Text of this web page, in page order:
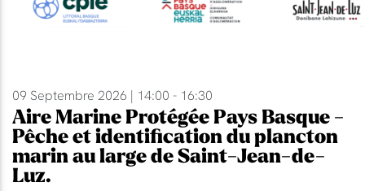
09 Septembre 2026 | 14:00 - 16:30
Aire Marine Protégée Pays Basque -
Pêche et identification du plancton
marin au large de Saint-Jean-de-
Luz.